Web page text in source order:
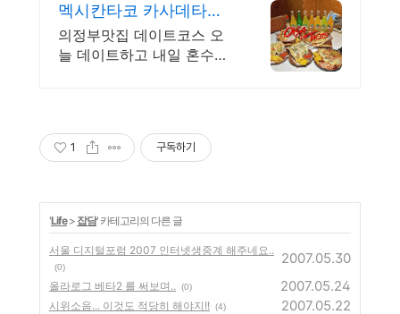
멕시칸타코 카사데타코
의정부 의정부 타코맛집
의정부맛집 데이트코스 오
늘 데이트하고 내일 혼수맞
1 구독하기
'Life> 잡담' 카테고리의 다른 글
서울 디지털포럼 2007 인터넷생중계 해주네요..
(0)
2007.05.30
올라로그 베타2 를 써보며.. (0) 2007.05.24
시위소음... 이것도 적당히 해야지!! (4) 2007.05.22